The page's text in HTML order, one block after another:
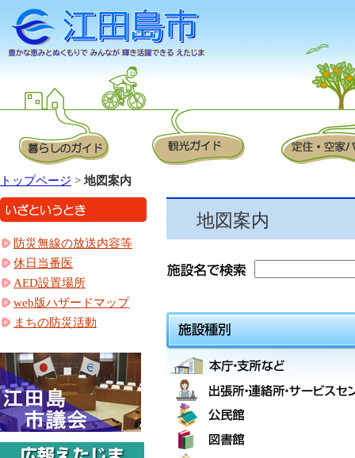
トップページ > 地図案内
地図案内
防災無線の放送内容等
休日当番医
AED設置場所
web版ハザードマップ
まちの防災活動